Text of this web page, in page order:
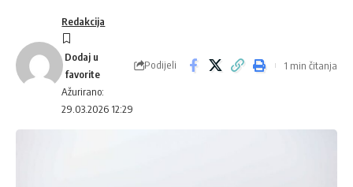
Ažurirano:
29.03.2026 12:29
Redakcija
Podijeli 1 min čitanja